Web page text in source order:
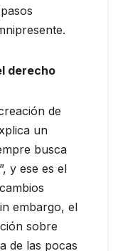
derecho
de
un
busca
y ese es el
embargo, el
sobre
de las pocas